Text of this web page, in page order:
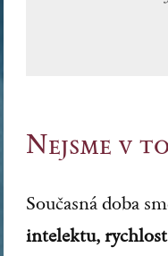
Nejsme v
Současná doba
intelektu,